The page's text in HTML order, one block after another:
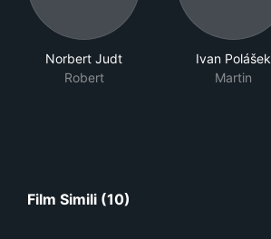
Norbert Judt
Robert
Ivan Polášek
Martin
Film Simili (10)